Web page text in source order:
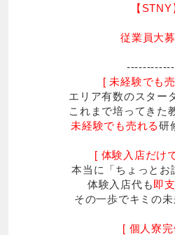
【STNY
従業員大
[ 未経験でも
エリア有数のスター
これまで培ってきた
未経験でも売れる研
[ 体験入店だけ
本当に「ちょっとお
体験入店代も即
その一歩でキミの未
[ 個人寮